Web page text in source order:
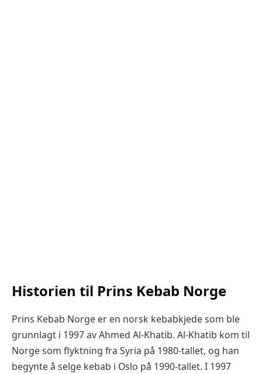
Historien til Prins Kebab Norge
Prins Kebab Norge er en norsk kebabkjede som ble
grunnlagt i 1997 av Ahmed Al-Khatib. Al-Khatib kom til
Norge som flyktning fra Syria på 1980-tallet, og han
begynte å selge kebab i Oslo på 1990-tallet. I 1997